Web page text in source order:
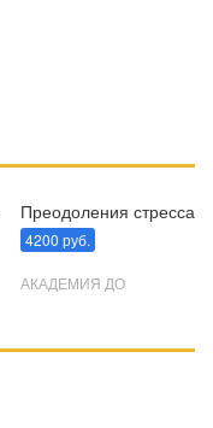
Преодоления стресса
4200 руб.
АКАДЕМИЯ ДО